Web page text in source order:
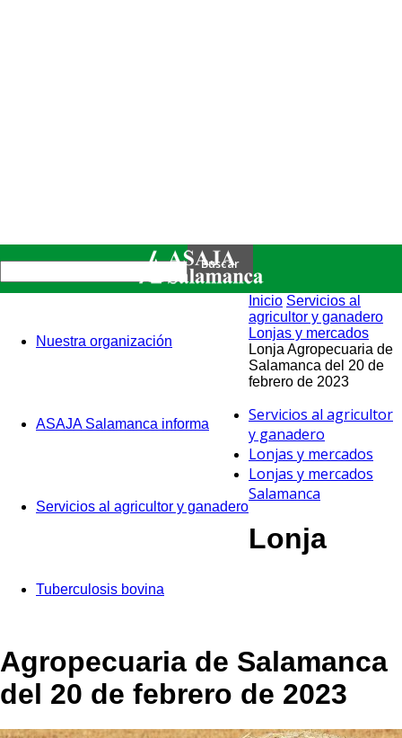
Nuestra organización
ASAJA Salamanca informa
Servicios al agricultor y ganadero
Tuberculosis bovina
Inicio Servicios al
agricultor y ganadero
Lonjas y mercados
Lonja Agropecuaria de
Salamanca del 20 de
febrero de 2023
Servicios al agricultor
y ganadero
Lonjas y mercados
Lonjas y mercados
Salamanca
Lonja
Agropecuaria de Salamanca
del 20 de febrero de 2023